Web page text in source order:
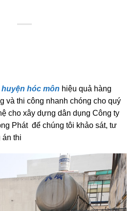
hóc môn hiệu quả hàng
và thi công nhanh chóng cho quý
cho xây dựng dân dụng Công ty
Phát để chúng tôi khảo sát, tư
thi